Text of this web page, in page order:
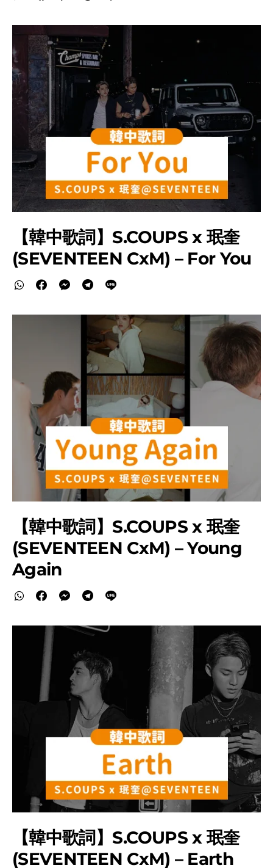
【韓中歌詞】S.COUPS x 珉奎
(SEVENTEEN CxM) – For You
【韓中歌詞】S.COUPS x 珉奎
(SEVENTEEN CxM) – Young
Again
【韓中歌詞】S.COUPS x 珉奎
(SEVENTEEN CxM) – Earth